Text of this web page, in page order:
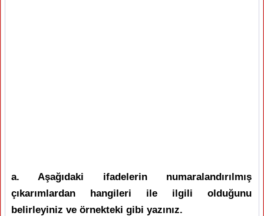
a. Aşağıdaki ifadelerin numaralandırılmış
çıkarımlardan hangileri ile ilgili olduğunu
belirleyiniz ve örnekteki gibi yazınız.